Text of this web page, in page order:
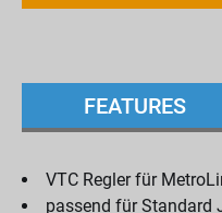
FEATURES
VTC Regler für
passend für